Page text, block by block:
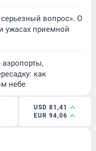
вопрос». О
ужасах приемной
аэропорты,
как
небе
USD 81,41
EUR 94,06